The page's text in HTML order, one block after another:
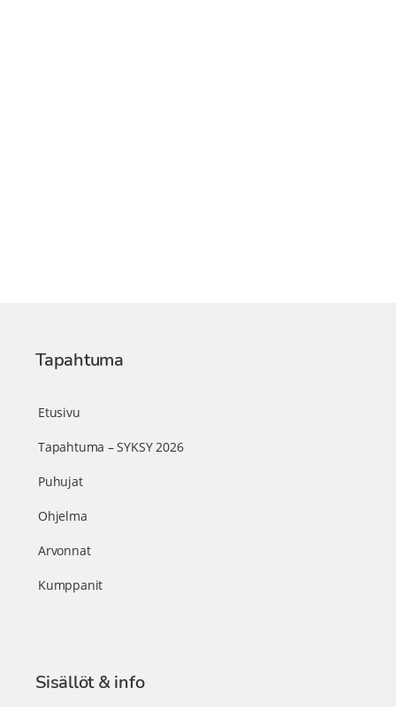
Tapahtuma
Etusivu
Tapahtuma – SYKSY 2026
Puhujat
Ohjelma
Arvonnat
Kumppanit
Sisällöt & info